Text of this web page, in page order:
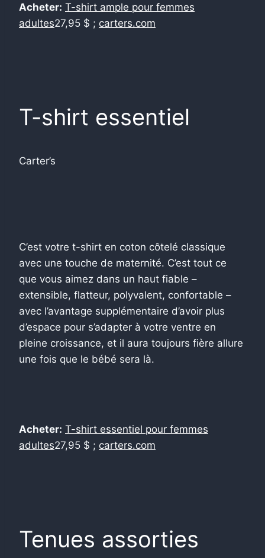
Acheter: T-shirt ample pour femmes
adultes27,95 $ ; carters.com
T-shirt essentiel
Carter’s
C’est votre t-shirt en coton côtelé classique
avec une touche de maternité. C’est tout ce
que vous aimez dans un haut fiable –
extensible, flatteur, polyvalent, confortable –
avec l’avantage supplémentaire d’avoir plus
d’espace pour s’adapter à votre ventre en
pleine croissance, et il aura toujours fière allure
une fois que le bébé sera là.
Acheter: T-shirt essentiel pour femmes
adultes27,95 $ ; carters.com
Tenues assorties